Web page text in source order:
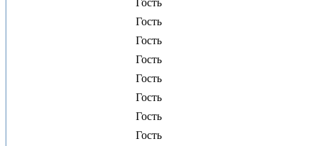
Гость
Гость
Гость
Гость
Гость
Гость
Гость
Гость